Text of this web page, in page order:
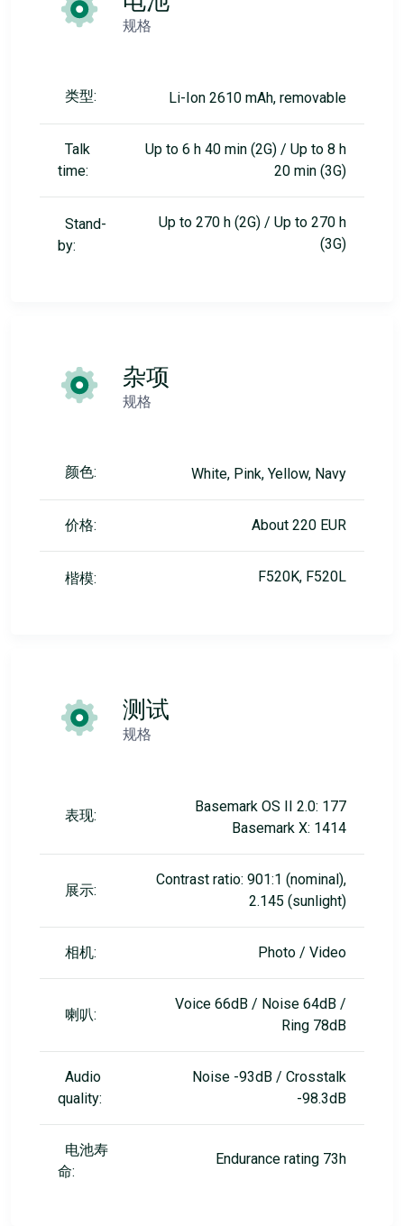
规格
类型: Li-Ion 2610 mAh, removable
Talk
time:
Up to 6 h 40 min (2G) / Up to 8 h
20 min (3G)
Stand-
by:
Up to 270 h (2G) / Up to 270 h
(3G)
杂项
规格
颜色: White, Pink, Yellow, Navy
价格: About 220 EUR
楷模: F520K, F520L
测试
规格
表现:
Basemark OS II 2.0: 177
Basemark X: 1414
展示:
Contrast ratio: 901:1 (nominal),
2.145 (sunlight)
相机: Photo / Video
喇叭:
Voice 66dB / Noise 64dB /
Ring 78dB
Audio
quality:
Noise -93dB / Crosstalk
-98.3dB
电池寿
命:
Endurance rating 73h